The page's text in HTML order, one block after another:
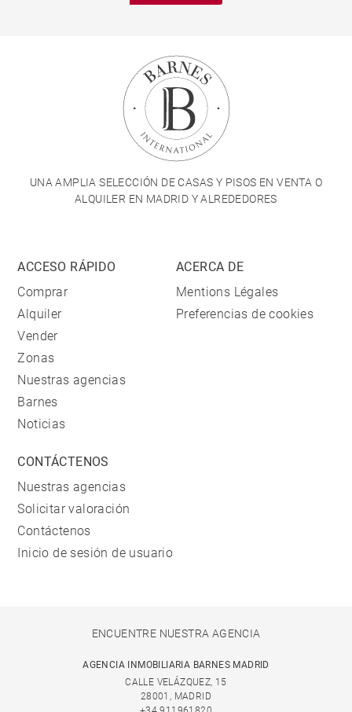
UNA AMPLIA SELECCIÓN DE CASAS Y PISOS EN VENTA O
ALQUILER EN MADRID Y ALREDEDORES
ACCESO RÁPIDO
Comprar
Alquiler
Vender
Zonas
Nuestras agencias
Barnes
Noticias
ACERCA DE
Mentions Légales
Preferencias de cookies
CONTÁCTENOS
Nuestras agencias
Solicitar valoración
Contáctenos
Inicio de sesión de usuario
ENCUENTRE NUESTRA AGENCIA
AGENCIA INMOBILIARIA BARNES MADRID
CALLE VELÁZQUEZ, 15
28001, MADRID